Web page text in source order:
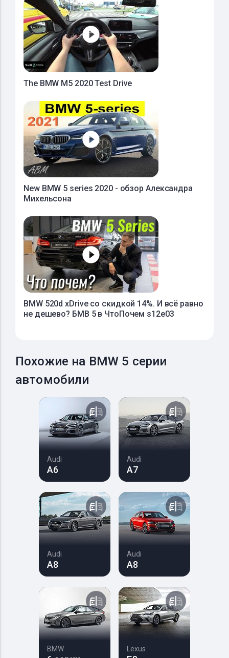
The BMW M5 2020 Test Drive
New BMW 5 series 2020 - обзор Александра
Михельсона
BMW 520d xDrive со скидкой 14%. И всё равно
не дешево? БМВ 5 в ЧтоПочем s12e03
Похожие на BMW 5 серии
автомобили
Audi
A6
Audi
A7
Audi
A8
Audi
A8
BMW Lexus